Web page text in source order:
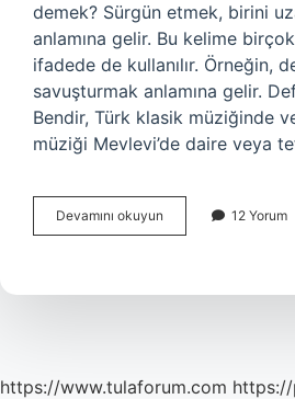
demek? Sürgün etmek, birini
anlamına gelir. Bu kelime
ifadede de kullanılır. Örneğin,
savuşturmak anlamına gelir.
Bendir, Türk klasik müziğinde
müziği Mevlevi’de daire veya
Devamını okuyun
Ne
12 Yorum
https://www.tulaforum.com